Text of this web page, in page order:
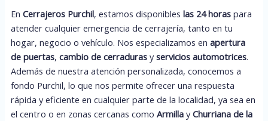
En Cerrajeros Purchil, estamos disponibles las 24 horaspara
atender cualquier emergencia de cerrajería, tanto en tu
hogar, negocio o vehículo. Nos especializamos en apertura
de puertas, cambio de cerradurasyservicios automotrices.
Además de nuestra atención personalizada, conocemos a
fondo Purchil, lo que nos permite ofrecer una respuesta
rápida y eficiente en cualquier parte de la localidad, ya sea en
el centro o en zonas cercanas como ArmillayChurriana de la